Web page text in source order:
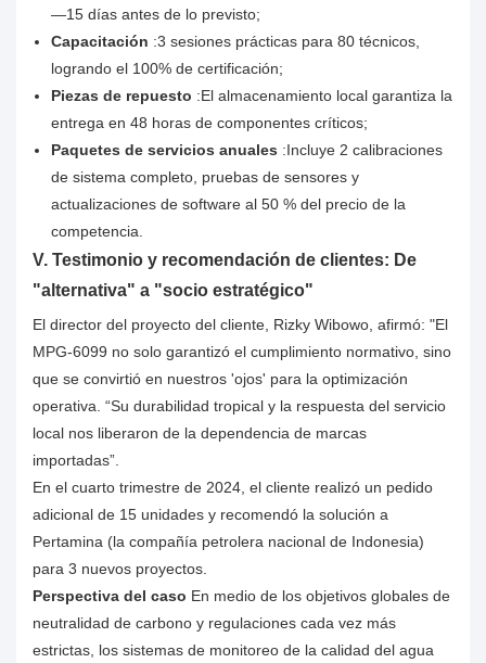
—15 días antes de lo previsto;
Capacitación :3 sesiones prácticas para 80 técnicos,
logrando el 100% de certificación;
Piezas de repuesto :El almacenamiento local garantiza la
entrega en 48 horas de componentes críticos;
Paquetes de servicios anuales :Incluye 2 calibraciones
de sistema completo, pruebas de sensores y
actualizaciones de software al 50 % del precio de la
competencia.
V. Testimonio y recomendación de clientes: De
"alternativa" a "socio estratégico"
El director del proyecto del cliente, Rizky Wibowo, afirmó: "El
MPG-6099 no solo garantizó el cumplimiento normativo, sino
que se convirtió en nuestros 'ojos' para la optimización
operativa. “Su durabilidad tropical y la respuesta del servicio
local nos liberaron de la dependencia de marcas
importadas”.
En el cuarto trimestre de 2024, el cliente realizó un pedido
adicional de 15 unidades y recomendó la solución a
Pertamina (la compañía petrolera nacional de Indonesia)
para 3 nuevos proyectos.
Perspectiva del caso En medio de los objetivos globales de
neutralidad de carbono y regulaciones cada vez más
estrictas, los sistemas de monitoreo de la calidad del agua